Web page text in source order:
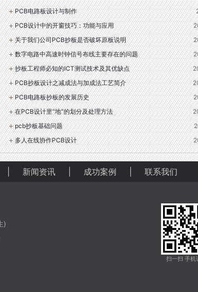
PCB电路板设计与制作
PCB设计中的开窗技巧：功能与应用
关于我们公司PCB抄板是否破坏原板说明
数字电路中高速时钟信号布线主要存在的问题
抄板工程师必知的ICT测试技术及其优缺点
PCB抄板设计之减成法与加成法工艺简介
PCB电路板抄板的发展历史
在PCB设计里“地”的划分及处理方法
pcb抄板基础问题
多人在线协作PCB设计
新闻资讯 成功案例 联系我们
)
扫一扫 手机